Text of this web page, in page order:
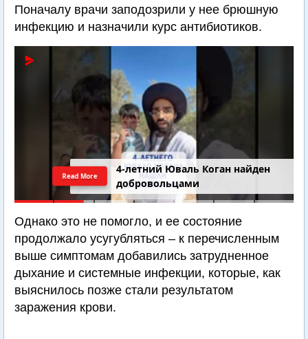
Поначалу врачи заподозрили у нее брюшную
инфекцию и назначили курс антибиотиков.
4-летний Юваль Коган найден
добровольцами
Read More
Однако это не помогло, и ее состояние
продолжало усугубляться – к перечисленным
выше симптомам добавились затрудненное
дыхание и системные инфекции, которые, как
выяснилось позже стали результатом
заражения крови.